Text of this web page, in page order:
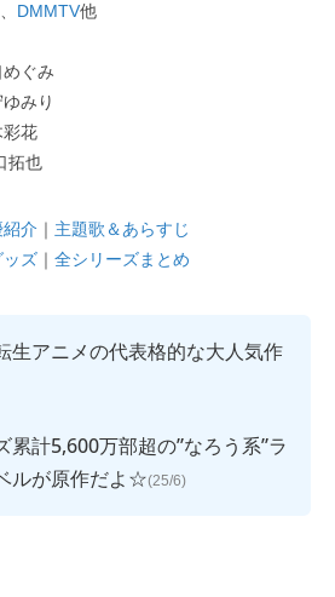
、 DMMTV他
ぐみ
みり
彩花
拓也
介 ｜ 主題歌＆あらすじ
ッズ ｜ 全シリーズまとめ
生アニメの代表格的な大人気作
累計5,600万部超の”なろう系”ラ
ルが原作だよ☆(25/6)